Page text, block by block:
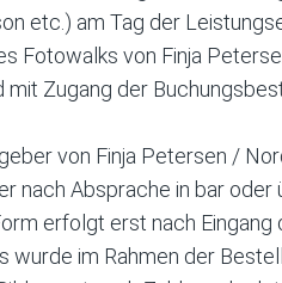
etc.) am Tag der
Fotowalks von Finja
Zugang der
von Finja Petersen /
nach Absprache in bar oder
erfolgt erst nach
wurde im Rahmen der